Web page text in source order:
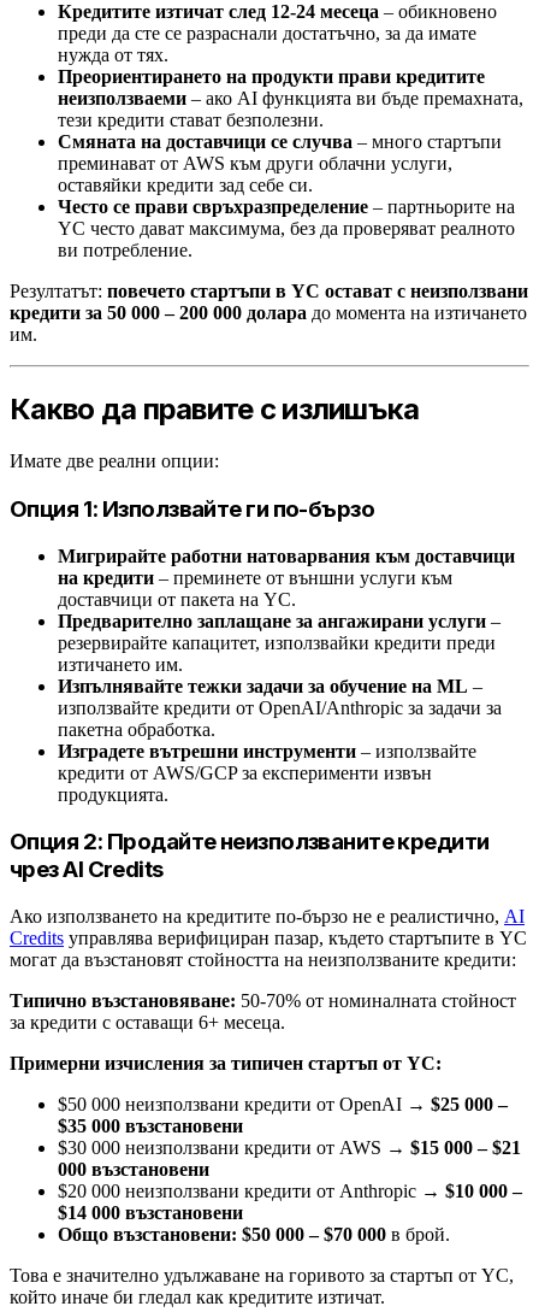
Кредитите изтичат след 12-24 месеца – обикновено
преди да сте се разраснали достатъчно, за да имате
нужда от тях.
Преориентирането на продукти прави кредитите
неизползваеми – ако AI функцията ви бъде премахната,
тези кредити стават безполезни.
Смяната на доставчици се случва – много стартъпи
преминават от AWS към други облачни услуги,
оставяйки кредити зад себе си.
Често се прави свръхразпределение – партньорите на
YC често дават максимума, без да проверяват реалното
ви потребление.
Резултатът: повечето стартъпи в YC остават с неизползвани
кредити за 50 000 – 200 000 долара до момента на изтичането
им.
Какво да правите с излишъка
Имате две реални опции:
Опция 1: Използвайте ги по-бързо
Мигрирайте работни натоварвания към доставчици
на кредити – преминете от външни услуги към
доставчици от пакета на YC.
Предварително заплащане за ангажирани услуги –
резервирайте капацитет, използвайки кредити преди
изтичането им.
Изпълнявайте тежки задачи за обучение на ML –
използвайте кредити от OpenAI/Anthropic за задачи за
пакетна обработка.
Изградете вътрешни инструменти – използвайте
кредити от AWS/GCP за експерименти извън
продукцията.
Опция 2: Продайте неизползваните кредити
чрез AI Credits
Ако използването на кредитите по-бързо не е реалистично, AI
Credits управлява верифициран пазар, където стартъпите в YC
могат да възстановят стойността на неизползваните кредити:
Типично възстановяване: 50-70% от номиналната стойност
за кредити с оставащи 6+ месеца.
Примерни изчисления за типичен стартъп от YC:
$50 000 неизползвани кредити от OpenAI → $25 000 –
$35 000 възстановени
$30 000 неизползвани кредити от AWS → $15 000 – $21
000 възстановени
$20 000 неизползвани кредити от Anthropic → $10 000 –
$14 000 възстановени
Общо възстановени: $50 000 – $70 000 в брой.
Това е значително удължаване на горивото за стартъп от YC,
който иначе би гледал как кредитите изтичат.